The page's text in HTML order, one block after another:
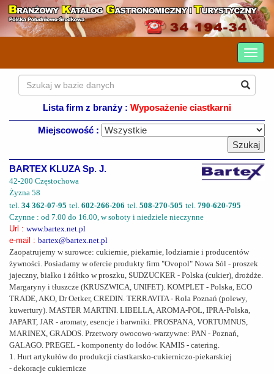
Lista firm z branży : Wyposażenie ciastkarni
Miejscowość :
BARTEX KLUZA Sp. J.
42-200 Częstochowa
Żyzna 58
tel. 34 362-07-95 tel. 602-266-206 tel. 508-270-505 tel. 790-620-795
Czynne : od 7.00 do 16.00, w soboty i niedziele nieczynne
Url : www.bartex.net.pl
e-mail : bartex@bartex.net.pl
Zaopatrujemy w surowce: cukiernie, piekarnie, lodziarnie i producentów
żywności. Posiadamy w ofercie produkty firm "Ovopol" Nowa Sól - proszek
jajeczny, białko i żółtko w proszku, SUDZUCKER - Polska (cukier), drożdże.
Margaryny i tłuszcze (KRUSZWICA, UNIFET). KOMPLET - Polska, ECO
TRADE, AKO, Dr Oetker, CREDIN. TERRAVITA - Rola Poznań (polewy,
kuwertury). MASTER MARTINI. LIBELLA, AROMA-POL, IPRA-Polska,
JAPART, JAR - aromaty, esencje i barwniki. PROSPANA, VORTUMNUS,
MARINEX, GRADOS. Przetwory owocowo-warzywne: PAN - Poznań,
GALAGO. PREGEL - komponenty do lodów. KAMIS - catering.
1. Hurt artykułów do produkcji ciastkarsko-cukierniczo-piekarskiej
- dekoracje cukiernicze